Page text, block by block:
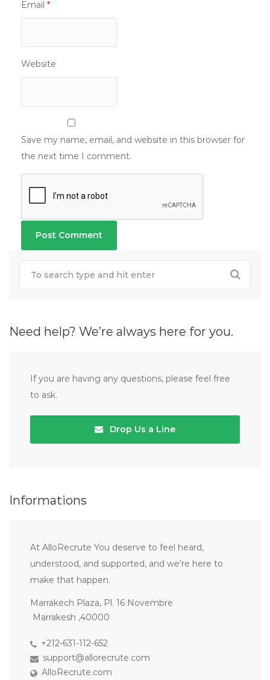
Email *
Website
Save my name, email, and website in this browser for
the next time I comment.
Need help? We’re always here for you.
If you are having any questions, please feel free
to ask.
Drop Us a Line
Informations
At AlloRecrute You deserve to feel heard,
understood, and supported, and we’re here to
make that happen.
Marrakech Plaza, Pl. 16 Novembre
Marrakesh ,40000
+212-631-112-652
support@allorecrute.com
AlloRecrute.com